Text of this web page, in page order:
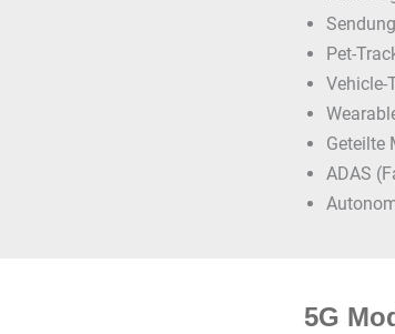
Pet-
Vehicle-
Geteilte
ADAS (
5G